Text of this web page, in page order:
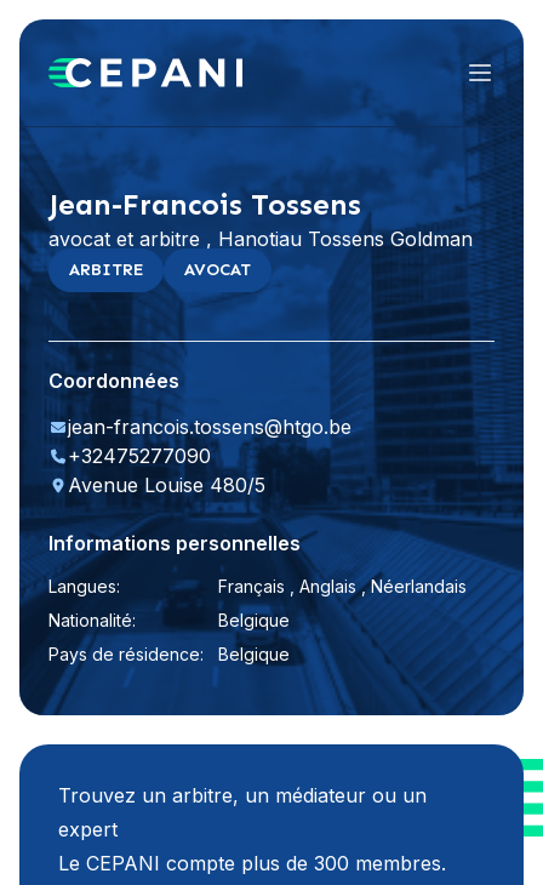
Menu
Visiter le site Web
Jean-Francois Tossens
avocat et arbitre , Hanotiau Tossens Goldman
ARBITRE AVOCAT
Coordonnées
jean-francois.tossens@htgo.be
+32475277090
Avenue Louise 480/5
Informations personnelles
Langues:
Français , Anglais , Néerlandais
Nationalité:
Belgique
Pays de résidence:
Belgique
Trouvez un arbitre, un médiateur ou un
expert
Le CEPANI compte plus de 300 membres.